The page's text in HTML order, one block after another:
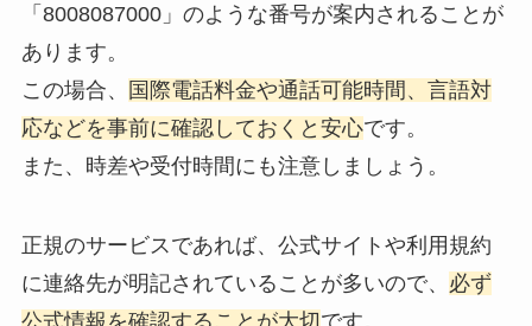
「8008087000」のような番号が案内されることが
あります。
この場合、
国際電話料金や通話可能時間、言語対
応などを事前に確認しておくと安心です。
また、時差や受付時間にも注意しましょう。
正規のサービスであれば、公式サイトや利用規約
に連絡先が明記されていることが多いので、 必ず